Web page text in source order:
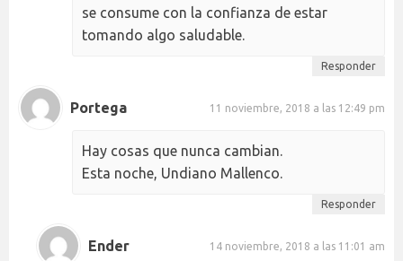
se consume con la confianza de estar
tomando algo saludable.
Responder
Portega 11 noviembre, 2018 a las 12:49 pm
Hay cosas que nunca cambian.
Esta noche, Undiano Mallenco.
Responder
Ender 14 noviembre, 2018 a las 11:01 am